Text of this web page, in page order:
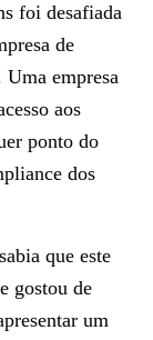
foi desafiada
de
Uma empresa
aos
ponto do
dos
que este
gostou de
um